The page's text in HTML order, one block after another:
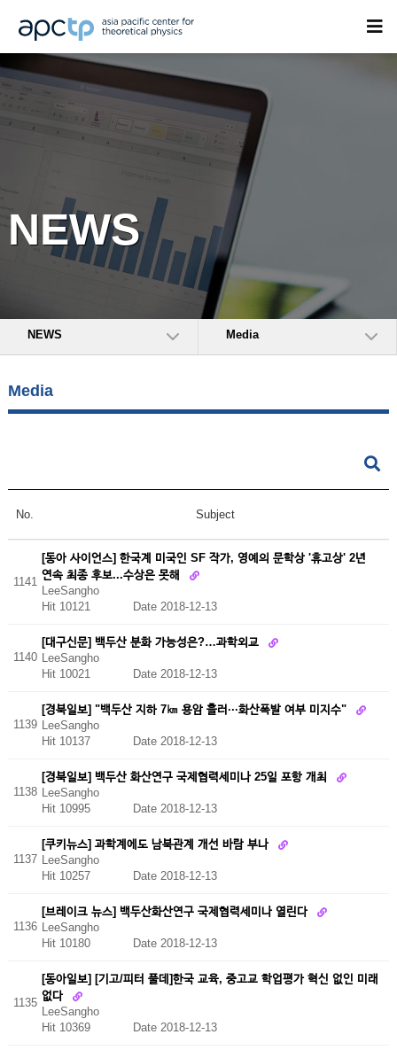
NEWS
NEWS Media
Media
No. Subject
1141
[동아 사이언스] 한국계 미국인 SF 작가, 영예의 문학상 '휴고상' 2년
연속 최종 후보...수상은 못해
LeeSangho
Hit 10121 Date 2018-12-13
1140
[대구신문] 백두산 분화 가능성은?…과학외교
LeeSangho
Hit 10021
Date 2018-12-13
1139
[경북일보] "백두산 지하 7㎞ 용암 흘러···화산폭발 여부 미지수"
LeeSangho
Hit 10137
Date 2018-12-13
1138
[경북일보] 백두산 화산연구 국제협력세미나 25일 포항 개최
LeeSangho
Hit 10995
Date 2018-12-13
1137
[쿠키뉴스] 과학계에도 남북관계 개선 바람 부나
LeeSangho
Hit 10257
Date 2018-12-13
1136
[브레이크 뉴스] 백두산화산연구 국제협력세미나 열린다
LeeSangho
Hit 10180
Date 2018-12-13
1135
[동아일보] [기고/피터 풀데]한국 교육, 중고교 학업평가 혁신 없인 미래
없다
LeeSangho
Hit 10369 Date 2018-12-13